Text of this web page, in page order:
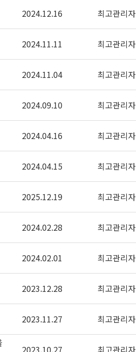
2024.12.16 최고관리자
2024.11.11 최고관리자
2024.11.04 최고관리자
2024.09.10 최고관리자
2024.04.16 최고관리자
2024.04.15 최고관리자
2025.12.19 최고관리자
2024.02.28 최고관리자
2024.02.01 최고관리자
2023.12.28 최고관리자
2023.11.27 최고관리자
2023.10.27 최고관리자